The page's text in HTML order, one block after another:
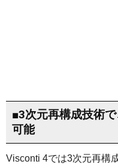
■3次元再構成技術
可能
Visconti 4では3次元再構